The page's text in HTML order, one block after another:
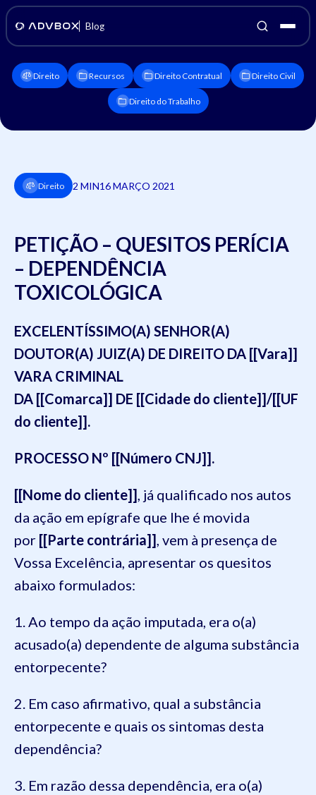
Blog
Direito Recursos Direito Contratual Direito Civil
Direito do Trabalho
Direito 2 MIN16 MARÇO 2021
PETIÇÃO – QUESITOS PERÍCIA
– DEPENDÊNCIA
TOXICOLÓGICA
EXCELENTÍSSIMO(A) SENHOR(A)
DOUTOR(A) JUIZ(A) DE DIREITO DA [[Vara]]
VARA CRIMINAL
DA [[Comarca]] DE [[Cidade do cliente]]/[[UF
do cliente]].
PROCESSO Nº [[Número CNJ]].
[[Nome do cliente]], já qualificado nos autos
da ação em epígrafe que lhe é movida
por [[Parte contrária]], vem à presença de
Vossa Excelência, apresentar os quesitos
abaixo formulados:
1. Ao tempo da ação imputada, era o(a)
acusado(a) dependente de alguma substância
entorpecente?
2. Em caso afirmativo, qual a substância
entorpecente e quais os sintomas desta
dependência?
3. Em razão dessa dependência, era o(a)